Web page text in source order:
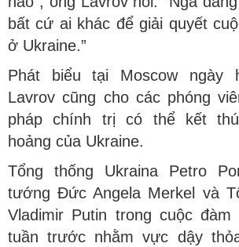
bất cứ ai khác để giải quyết
ở Ukraine.”
Phát biểu tại Moscow ngày
Lavrov cũng cho các phóng
pháp chính trị có thể kết
hoảng của Ukraine.
Tổng thống Ukraina Petro
tướng Đức Angela Merkel và
Vladimir Putin trong cuộc đàm
tuần trước nhằm vực dậy